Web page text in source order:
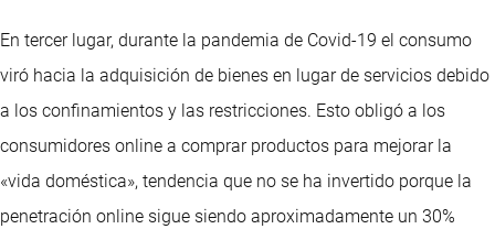
En tercer lugar, durante la pandemia de Covid-19 el consumo
viró hacia la adquisición de bienes en lugar de servicios debido
a los confinamientos y las restricciones. Esto obligó a los
consumidores online a comprar productos para mejorar la
«vida doméstica», tendencia que no se ha invertido porque la
penetración online sigue siendo aproximadamente un 30%